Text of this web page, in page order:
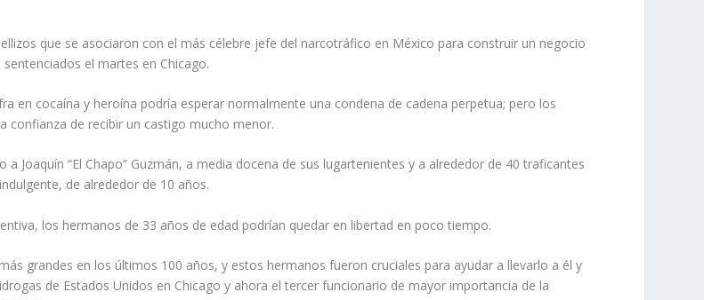
que se asociaron con el más célebre jefe del narcotráfico en México para construir un negocio
el martes en Chicago.
en cocaína y heroína podría esperar normalmente una condena de cadena perpetua; pero los
confianza de recibir un castigo mucho menor.
Joaquín “El Chapo” Guzmán, a media docena de sus lugartenientes y a alrededor de 40 traficantes
de alrededor de 10 años.
los hermanos de 33 años de edad podrían quedar en libertad en poco tiempo.
grandes en los últimos 100 años, y estos hermanos fueron cruciales para ayudar a llevarlo a él y
de Estados Unidos en Chicago y ahora el tercer funcionario de mayor importancia de la